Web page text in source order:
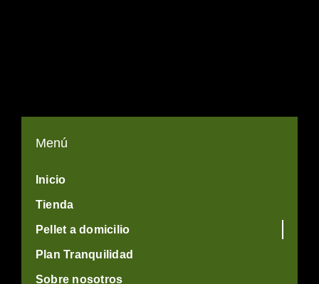
Menú
Inicio
Tienda
Pellet a domicilio
Plan Tranquilidad
Sobre nosotros